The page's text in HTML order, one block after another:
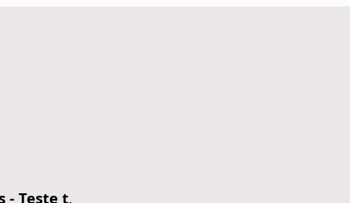
- Teste t.